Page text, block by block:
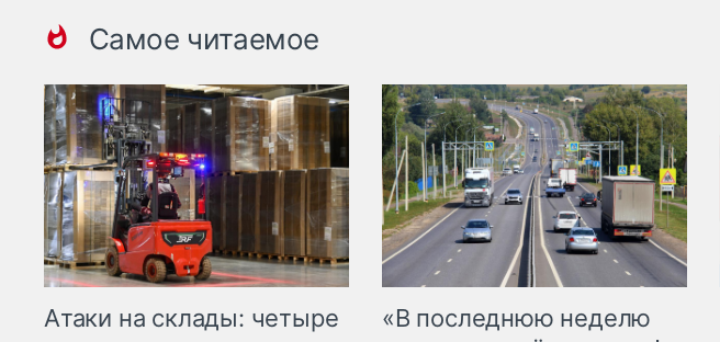
Самое читаемое
Атаки на склады: четыре
«В последнюю неделю